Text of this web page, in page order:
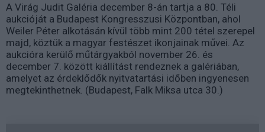
A Virág Judit Galéria december 8-án tartja a 80. Téli
aukcióját a Budapest Kongresszusi Központban, ahol
Weiler Péter alkotásán kívül több mint 200 tétel szerepel
majd, köztük a magyar festészet ikonjainak művei. Az
aukcióra kerülő műtárgyakból november 26. és
december 7. között kiállítást rendeznek a galériában,
amelyet az érdeklődők nyitvatartási időben ingyenesen
megtekinthetnek. (Budapest, Falk Miksa utca 30.)